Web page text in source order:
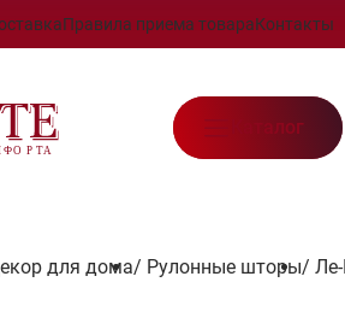
Правила приема товараКонтакты
Каталог
для дома/ Рулонные шторы/